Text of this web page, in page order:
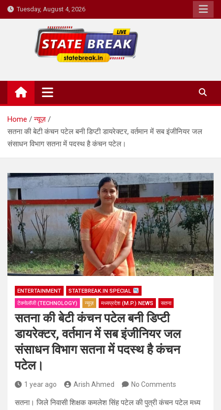
Skip
to
Tuesday, August 4, 2026
State Break
Home
न्यूज़
सतना की बेटी कंचन पटेल बनी डिप्टी डायरेक्टर, वर्तमान में सब इंजीनियर जल
संसाधन विभाग सतना में पदस्थ है कंचन पटेल।
ENTERTAINMENT
STATEBREAK.IN SPECIAL
टेक्नोलॉजी (TECHNOLOGY)
न्यूज़ मध्यप्रदेश (M.P.) NEWS सतना
सतना की बेटी कंचन पटेल बनी डिप्टी
डायरेक्टर, वर्तमान में सब इंजीनियर जल
संसाधन विभाग सतना में पदस्थ है कंचन
पटेल।
1 year ago Arish Ahmed No Comments
सतना। जिले निवासी शिक्षक कमलेश सिंह पटेल की पुत्री कंचन पटेल मध्य